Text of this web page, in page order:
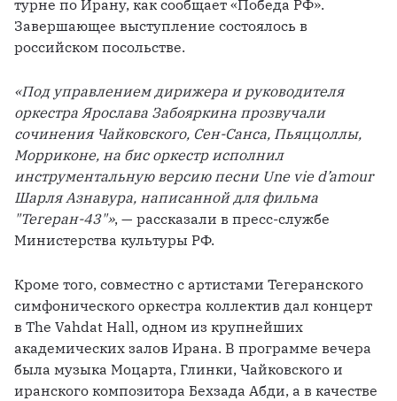
турне по Ирану, как сообщает «Победа РФ».
Завершающее выступление состоялось в
российском посольстве.
«Под управлением дирижера и руководителя
оркестра Ярослава Забояркина прозвучали
сочинения Чайковского, Сен-Санса, Пьяццоллы,
Морриконе, на бис оркестр исполнил
инструментальную версию песни Une vie d’amour
Шарля Азнавура, написанной для фильма
"Тегеран-43"», — рассказали в пресс-службе
Министерства культуры РФ.
Кроме того, совместно с артистами Тегеранского
симфонического оркестра коллектив дал концерт
в The Vahdat Hall, одном из крупнейших
академических залов Ирана. В программе вечера
была музыка Моцарта, Глинки, Чайковского и
иранского композитора Бехзада Абди, а в качестве